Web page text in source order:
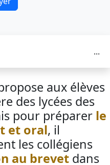
...
aux élèves
des lycées des
pour préparer le
et oral, il
les collégiens
au brevet dans